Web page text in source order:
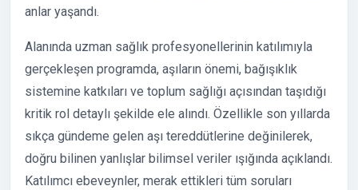
anlar yaşandı.
Alanında uzman sağlık profesyonellerinin katılımıyla
gerçekleşen programda, aşıların önemi, bağışıklık
sistemine katkıları ve toplum sağlığı açısından taşıdığı
kritik rol detaylı şekilde ele alındı. Özellikle son yıllarda
sıkça gündeme gelen aşı tereddütlerine değinilerek,
doğru bilinen yanlışlar bilimsel veriler ışığında açıklandı.
Katılımcı ebeveynler, merak ettikleri tüm soruları